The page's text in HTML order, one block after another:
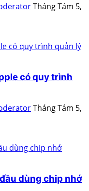
Tháng Tám 5,
có quy trình
Tháng Tám 5,
dùng chip nhớ